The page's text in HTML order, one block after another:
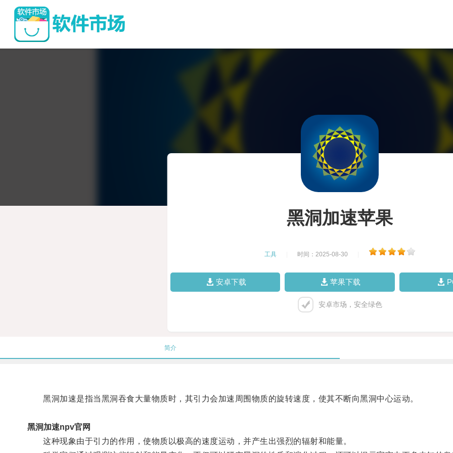
黑洞加速苹果
工具 时间：2025-08-30
安卓下载 苹果下载
安卓市场，安全绿色
简介
黑洞加速是指当黑洞吞食大量物质时，其引力会加速周围物质的旋转速度，使其不断向黑洞中心运动。
黑洞加速npv官网
这种现象由于引力的作用，使物质以极高的速度运动，并产生出强烈的辐射和能量。